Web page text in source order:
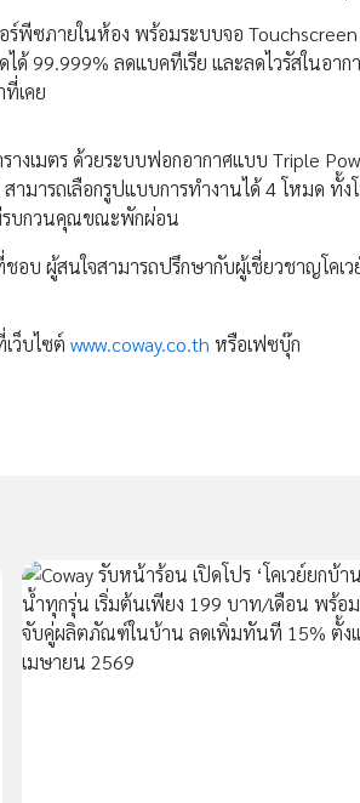
ร์พีซภายในห้อง พร้อมระบบจอ
ด้ 99.999% ลดแบคทีเรีย และลดไวรัสในอา
เคย
งเมตร ด้วยระบบฟอกอากาศแบบ Triple
มารถเลือกรูปแบบการทำงานได้ 4 โหมด ทั้
รบกวนคุณขณะพักผ่อน
อบ ผู้สนใจสามารถปรึกษากับผู้เชี่ยวชาญโค
ว็บไซต์ www.coway.co.th หรือเฟซบุ๊ก